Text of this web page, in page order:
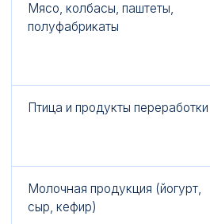
Мясо, колбасы, паштеты,
полуфабрикаты
Птица и продукты переработки
Молочная продукция (йогурт,
сыр, кефир)